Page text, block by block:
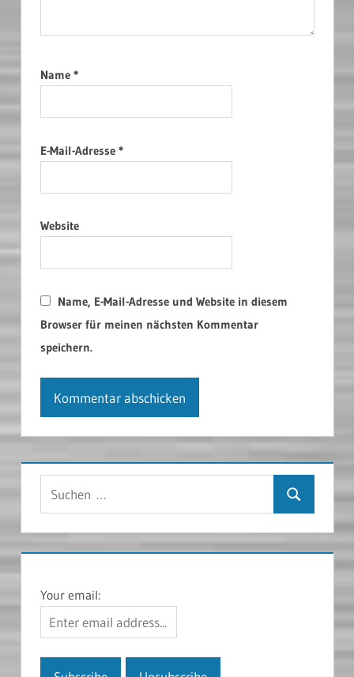
Name *
E-Mail-Adresse *
Website
Name, E-Mail-Adresse und Website in diesem
Browser für meinen nächsten Kommentar
speichern.
Suchen
Your email: